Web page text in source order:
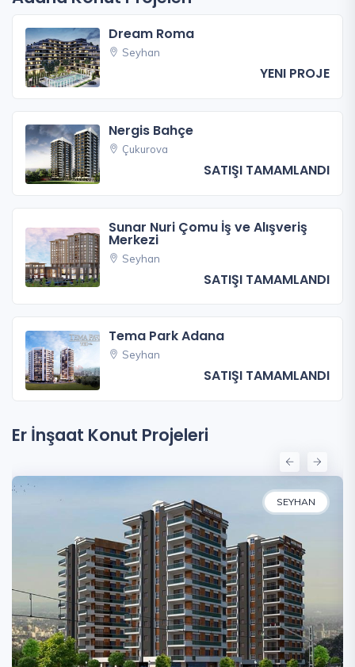
Dream Roma
Seyhan
YENI PROJE
Nergis Bahçe
Çukurova
SATIŞI TAMAMLANDI
Sunar Nuri Çomu İş ve Alışveriş
Merkezi
Seyhan
SATIŞI TAMAMLANDI
Tema Park Adana
Seyhan
SATIŞI TAMAMLANDI
Er İnşaat Konut Projeleri
SEYHAN